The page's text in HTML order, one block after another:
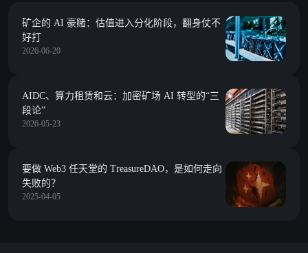
矿企的 AI 豪赌：估值进入分化阶段，翻身仗不
好打
2026-06-20
AIDC、算力租赁和云：加密矿场 AI 转型的“三
段论”
2026-05-23
要做 Web3 任天堂的 TreasureDAO，是如何走向
失败的？
2025-04-05